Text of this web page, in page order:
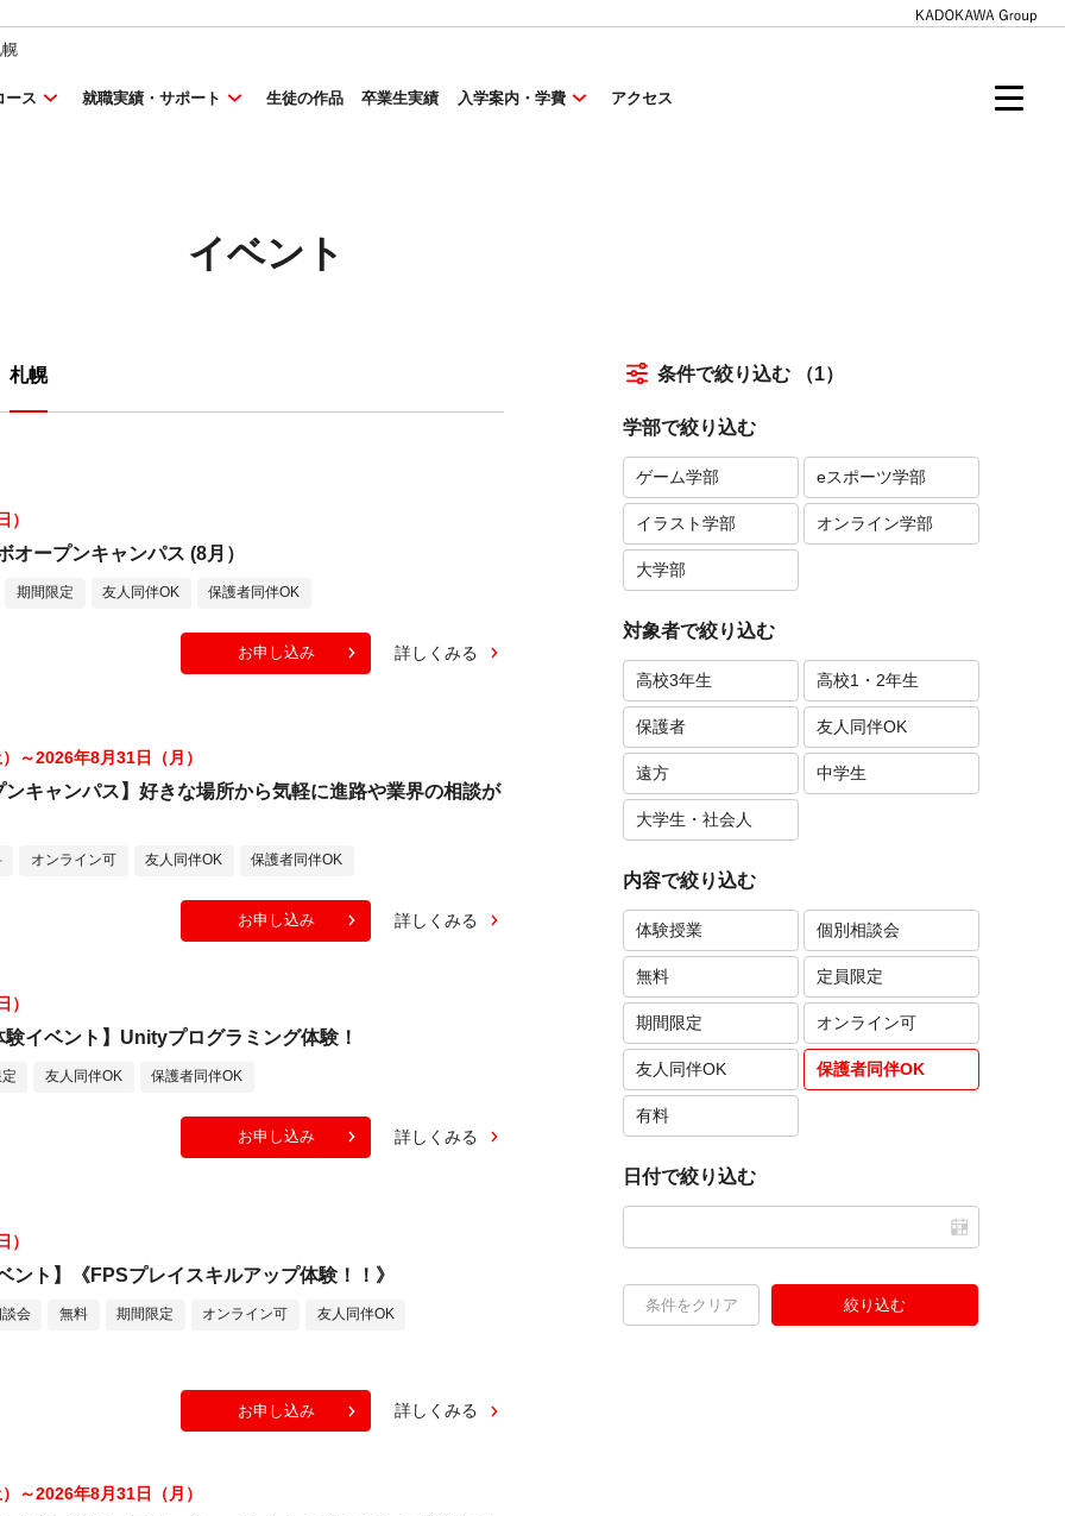
ース 就職実績・サポート 生徒の作品 卒業生実績 入学案内・学費 アクセス
イベント
札幌
）
オープンキャンパス (8月）
期間限定 友人同伴OK 保護者同伴OK
お申し込み 詳しくみる
～2026年8月31日（月）
キャンパス】好きな場所から気軽に進路や業界の相談が
オンライン可 友人同伴OK 保護者同伴OK
お申し込み 詳しくみる
）
イベント】Unityプログラミング体験！
友人同伴OK 保護者同伴OK
お申し込み 詳しくみる
）
ント】《FPSプレイスキルアップ体験！！》
会 無料 期間限定 オンライン可 友人同伴OK
お申し込み 詳しくみる
～2026年8月31日（月）
条件で絞り込む （1）
学部で絞り込む
ゲーム学部 eスポーツ学部
イラスト学部 オンライン学部
大学部
対象者で絞り込む
高校3年生 高校1・2年生
保護者 友人同伴OK
遠方 中学生
大学生・社会人
内容で絞り込む
体験授業 個別相談会
無料 定員限定
期間限定 オンライン可
友人同伴OK 保護者同伴OK
有料
日付で絞り込む
条件をクリア 絞り込む